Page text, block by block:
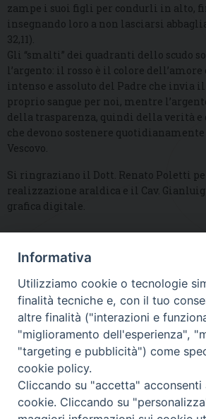
zampe i suoi figli per condurli in alto,
insegnando loro a non lasciarsi
32,11).
Gli “smalti” dei quadranti dello scudo
l’argento: il rosso è il colore dell’amore
intenso e assoluto del Padre che invia
proprio sangue per noi, mentre
della trasparenza, quindi della verità
che devono sostenere
Vescovo.
Si ringraziano il Dott. Renato Poletti
realizzazione araldica e il Cav.
grafica digitale.
DIOCESI SUBURBICARIA
Contatti:Tel.: 06.93268401 -
E-mail:
Orari: dal Lunedì al Venerdì
Lunedì, Mercoledì e Venerdì,
Informativa
Utilizziamo cookie o tecnologie
finalità tecniche e, con il tuo
altre finalità ("interazioni e
"miglioramento dell'esperienza",
"targeting e pubblicità") come
cookie policy.
Cliccando su "accetta"
cookie. Cliccando su